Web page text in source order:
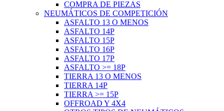
COMPRA DE PIEZAS
NEUMÁTICOS DE COMPETICIÓN
ASFALTO 13 O MENOS
ASFALTO 14P
ASFALTO 15P
ASFALTO 16P
ASFALTO 17P
ASFALTO >= 18P
TIERRA 13 O MENOS
TIERRA 14P
TIERRA >= 15P
OFFROAD Y 4X4